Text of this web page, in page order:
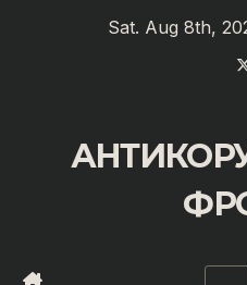
Sat. Aug 8th,